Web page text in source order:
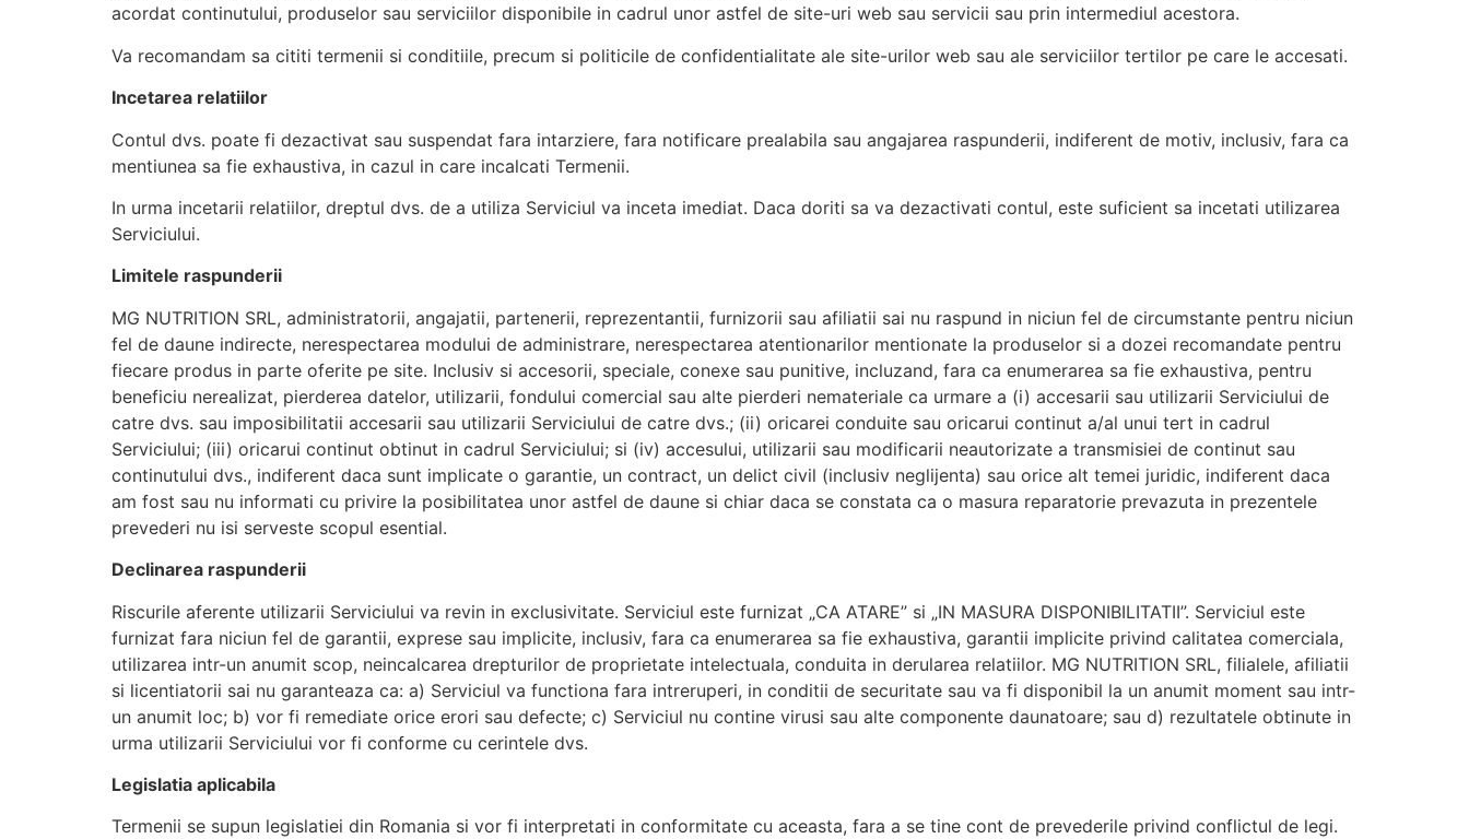
acordat continutului, produselor sau serviciilor disponibile in cadrul unor astfel de site-uri web sau servicii sau prin intermediul acestora.
Va recomandam sa cititi termenii si conditiile, precum si politicile de confidentialitate ale site-urilor web sau ale serviciilor tertilor pe care le accesati.
Incetarea relatiilor
Contul dvs. poate fi dezactivat sau suspendat fara intarziere, fara notificare prealabila sau angajarea raspunderii, indiferent de motiv, inclusiv, fara ca
mentiunea sa fie exhaustiva, in cazul in care incalcati Termenii.
In urma incetarii relatiilor, dreptul dvs. de a utiliza Serviciul va inceta imediat. Daca doriti sa va dezactivati contul, este suficient sa incetati utilizarea
Serviciului.
Limitele raspunderii
MG NUTRITION SRL, administratorii, angajatii, partenerii, reprezentantii, furnizorii sau afiliatii sai nu raspund in niciun fel de circumstante pentru niciun
fel de daune indirecte, nerespectarea modului de administrare, nerespectarea atentionarilor mentionate la produselor si a dozei recomandate pentru
fiecare produs in parte oferite pe site. Inclusiv si accesorii, speciale, conexe sau punitive, incluzand, fara ca enumerarea sa fie exhaustiva, pentru
beneficiu nerealizat, pierderea datelor, utilizarii, fondului comercial sau alte pierderi nemateriale ca urmare a (i) accesarii sau utilizarii Serviciului de
catre dvs. sau imposibilitatii accesarii sau utilizarii Serviciului de catre dvs.; (ii) oricarei conduite sau oricarui continut a/al unui tert in cadrul
Serviciului; (iii) oricarui continut obtinut in cadrul Serviciului; si (iv) accesului, utilizarii sau modificarii neautorizate a transmisiei de continut sau
continutului dvs., indiferent daca sunt implicate o garantie, un contract, un delict civil (inclusiv neglijenta) sau orice alt temei juridic, indiferent daca
am fost sau nu informati cu privire la posibilitatea unor astfel de daune si chiar daca se constata ca o masura reparatorie prevazuta in prezentele
prevederi nu isi serveste scopul esential.
Declinarea raspunderii
Riscurile aferente utilizarii Serviciului va revin in exclusivitate. Serviciul este furnizat „CA ATARE” si „IN MASURA DISPONIBILITATII”. Serviciul este
furnizat fara niciun fel de garantii, exprese sau implicite, inclusiv, fara ca enumerarea sa fie exhaustiva, garantii implicite privind calitatea comerciala,
utilizarea intr-un anumit scop, neincalcarea drepturilor de proprietate intelectuala, conduita in derularea relatiilor. MG NUTRITION SRL, filialele, afiliatii
si licentiatorii sai nu garanteaza ca: a) Serviciul va functiona fara intreruperi, in conditii de securitate sau va fi disponibil la un anumit moment sau intr-
un anumit loc; b) vor fi remediate orice erori sau defecte; c) Serviciul nu contine virusi sau alte componente daunatoare; sau d) rezultatele obtinute in
urma utilizarii Serviciului vor fi conforme cu cerintele dvs.
Legislatia aplicabila
Termenii se supun legislatiei din Romania si vor fi interpretati in conformitate cu aceasta, fara a se tine cont de prevederile privind conflictul de legi.